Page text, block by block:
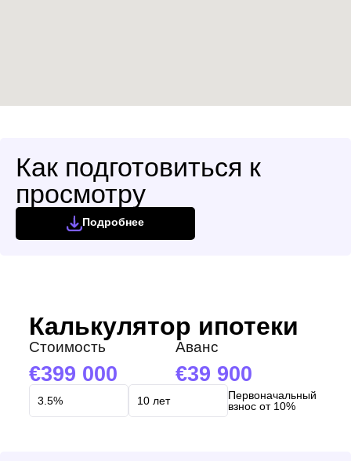
Как подготовиться к
просмотру
Подробнее
Калькулятор ипотеки
Стоимость
399 000
Аванс
39 900
Первоначальный
взнос от 10%